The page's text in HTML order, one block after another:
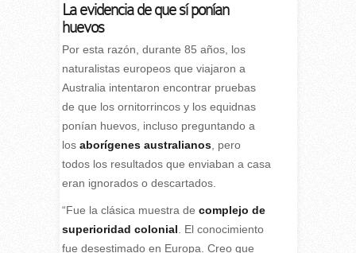
La evidencia de que sí ponían
huevos
Por esta razón, durante 85 años, los
naturalistas europeos que viajaron a
Australia intentaron encontrar pruebas
de que los ornitorrincos y los equidnas
ponían huevos, incluso preguntando a
losaborígenes australianos, pero
todos los resultados que enviaban a casa
eran ignorados o descartados.
“Fue la clásica muestra de complejo de
superioridad colonial . El conocimiento
fue desestimado en Europa. Creo que